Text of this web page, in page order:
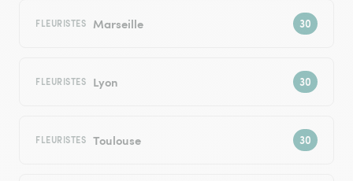
FLEURISTES Marseille
FLEURISTES Lyon
FLEURISTES Toulouse